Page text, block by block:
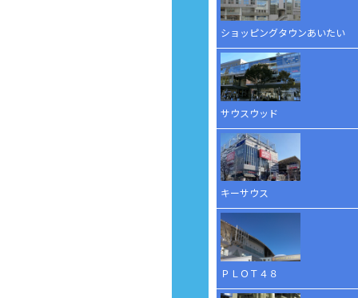
ショッピングタウンあいたい
サウスウッド
キーサウス
ＰＬＯＴ４８